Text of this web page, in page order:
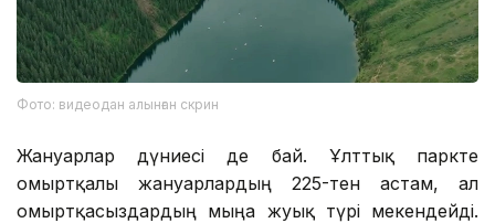
Фото: видеодан алынған скрин
Жануарлар дүниесі де бай. Ұлттық паркте
омыртқалы жануарлардың 225-тен астам, ал
омыртқасыздардың мыңға жуық түрі мекендейді.